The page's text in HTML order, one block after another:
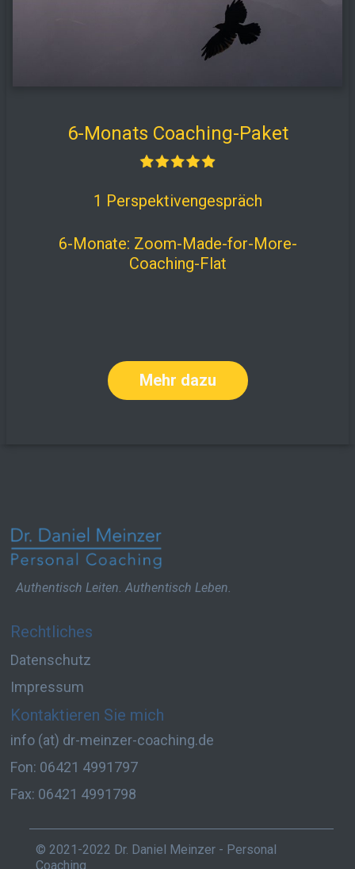
6-Monats Coaching-Paket
1 Perspektivengespräch
6-Monate: Zoom-Made-for-More-
Coaching-Flat
Mehr dazu
Authentisch Leiten. Authentisch Leben.
Rechtliches
Datenschutz
Impressum
Kontaktieren Sie mich
info (at) dr-meinzer-coaching.de
Fon: 06421 4991797
Fax: 06421 4991798
© 2021-2022 Dr. Daniel Meinzer - Personal
Coaching